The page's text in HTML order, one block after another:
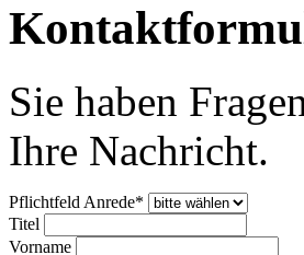
Sie haben
Ihre Nachricht.
Pflichtfeld Anrede*
Titel
Vorname